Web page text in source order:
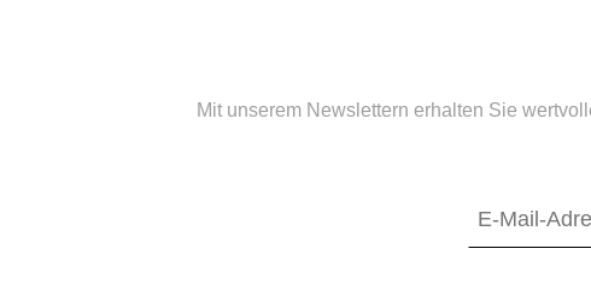
Mit unserem Newslettern erhalten Sie